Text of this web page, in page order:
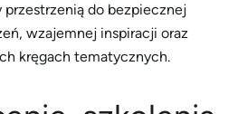
przestrzenią do bezpiecznej
wzajemnej inspiracji oraz
kręgach tematycznych.